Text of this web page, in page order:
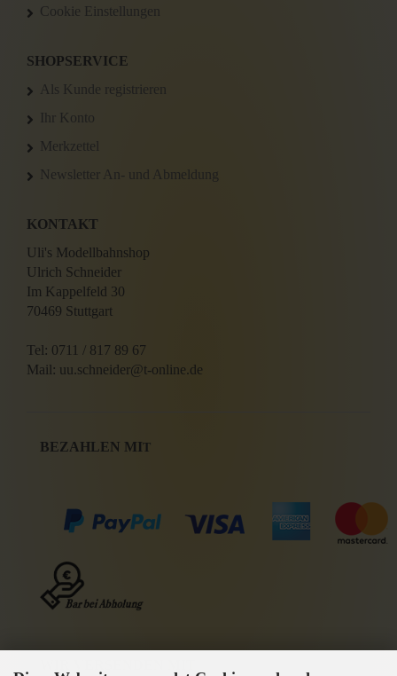
Cookie Einstellungen
SHOPSERVICE
Als Kunde registrieren
Ihr Konto
Merkzettel
Newsletter An- und Abmeldung
KONTAKT
Uli's Modellbahnshop
Ulrich Schneider
Im Kappelfeld 30
70469 Stuttgart
Tel: 0711 / 817 89 67
Mail: uu.schneider@t-online.de
BEZAHLEN MIT